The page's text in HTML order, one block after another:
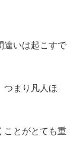
違いは起こすで
つまり凡人ほ
ことがとても重